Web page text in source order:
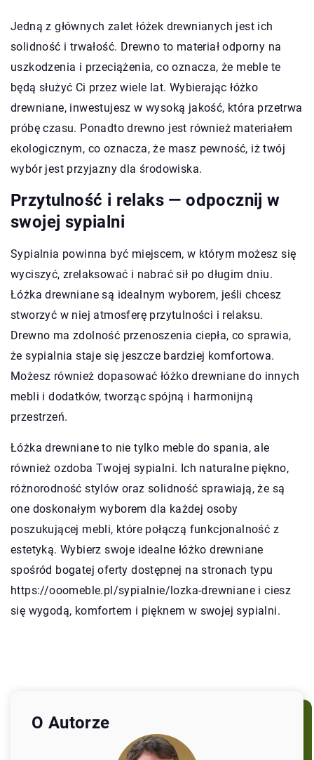
Jedną z głównych zalet łóżek drewnianych jest ich
solidność i trwałość. Drewno to materiał odporny na
uszkodzenia i przeciążenia, co oznacza, że meble te
będą służyć Ci przez wiele lat. Wybierając łóżko
drewniane, inwestujesz w wysoką jakość, która przetrwa
próbę czasu. Ponadto drewno jest również materiałem
ekologicznym, co oznacza, że masz pewność, iż twój
wybór jest przyjazny dla środowiska.
Przytulność i relaks — odpocznij w
swojej sypialni
Sypialnia powinna być miejscem, w którym możesz się
wyciszyć, zrelaksować i nabrać sił po długim dniu.
Łóżka drewniane są idealnym wyborem, jeśli chcesz
stworzyć w niej atmosferę przytulności i relaksu.
Drewno ma zdolność przenoszenia ciepła, co sprawia,
że sypialnia staje się jeszcze bardziej komfortowa.
Możesz również dopasować łóżko drewniane do innych
mebli i dodatków, tworząc spójną i harmonijną
przestrzeń.
Łóżka drewniane to nie tylko meble do spania, ale
również ozdoba Twojej sypialni. Ich naturalne piękno,
różnorodność stylów oraz solidność sprawiają, że są
one doskonałym wyborem dla każdej osoby
poszukującej mebli, które połączą funkcjonalność z
estetyką. Wybierz swoje idealne łóżko drewniane
spośród bogatej oferty dostępnej na stronach typu
https://ooomeble.pl/sypialnie/lozka-drewniane i ciesz
się wygodą, komfortem i pięknem w swojej sypialni.
O Autorze